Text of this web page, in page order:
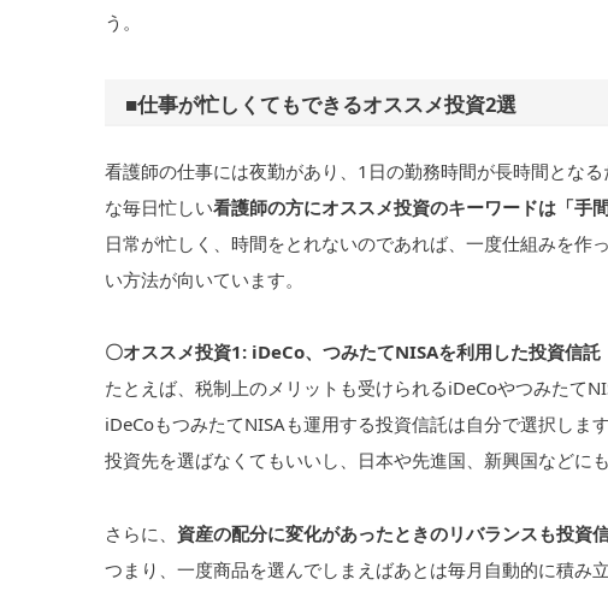
う。
■仕事が忙しくてもできるオススメ投資2選
看護師の仕事には夜勤があり、1日の勤務時間が長時間とな
な毎日忙しい看護師の方にオススメ投資のキーワードは「手
日常が忙しく、時間をとれないのであれば、一度仕組みを
い方法が向いています。
〇オススメ投資1: iDeCo、つみたてNISAを利用した投資信託
たとえば、税制上のメリットも受けられるiDeCoやつみたて
iDeCoもつみたてNISAも運用する投資信託は自分で選択し
投資先を選ばなくてもいいし、日本や先進国、新興国などに
さらに、 資産の配分に変化があったときのリバランスも投資
つまり、一度商品を選んでしまえばあとは毎月自動的に積み